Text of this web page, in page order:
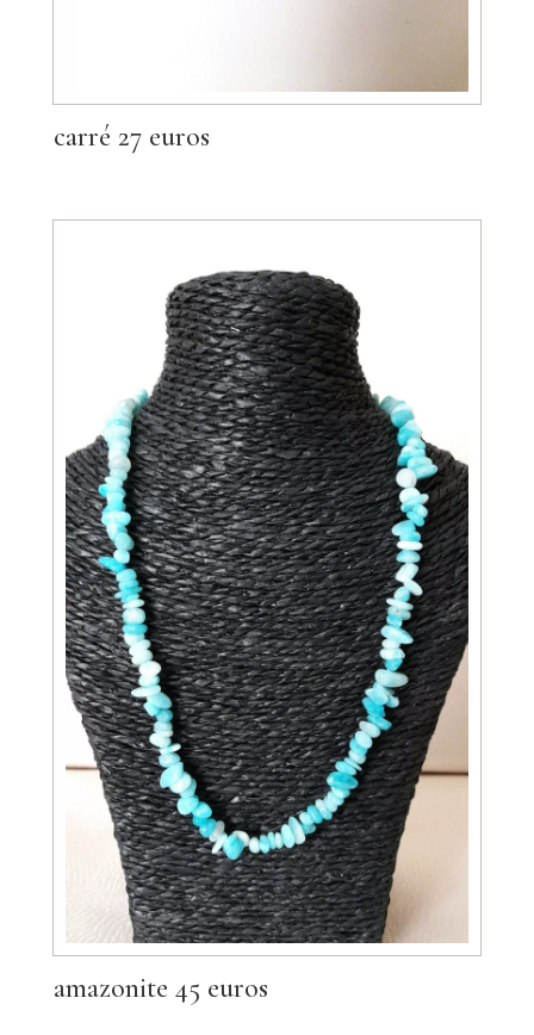
carré 27 euros
amazonite 45 euros